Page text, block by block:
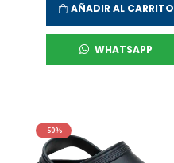
AÑADIR AL CARRITO
WHATSAPP
-50%